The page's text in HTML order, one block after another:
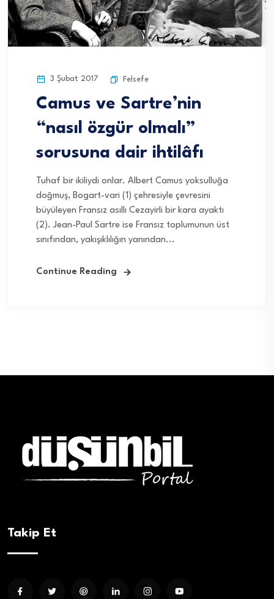
3 Şubat 2017 Felsefe
Camus ve Sartre’nin
“nasıl özgür olmalı”
sorusuna dair ihtilâfı
Tuhaf bir ikiliydi onlar. Albert Camus yoksulluğa
doğmuş, Bogart-vari (1) çehresiyle çevresini
büyüleyen Fransız asıllı Cezayirli bir kara ayaktı
(2). Jean-Paul Sartre ise Fransız toplumunun üst
sınıfından, yakışıklılığın yanından...
Continue Reading
Takip Et